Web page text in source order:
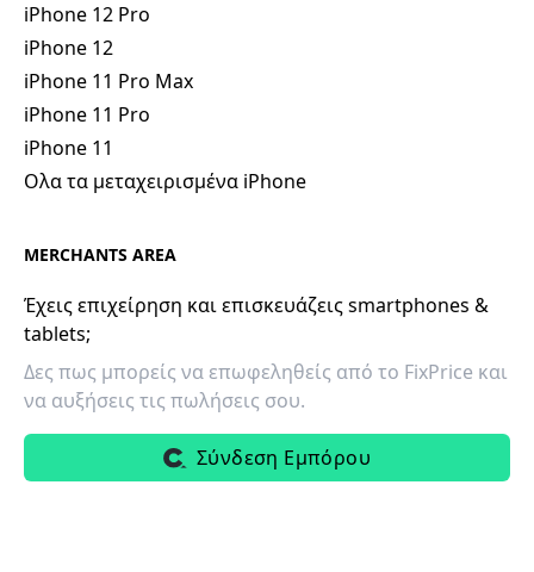
iPhone 12 Pro
iPhone 12
iPhone 11 Pro Max
iPhone 11 Pro
iPhone 11
Ολα τα μεταχειρισμένα iPhone
MERCHANTS AREA
Έχεις επιχείρηση και επισκευάζεις smartphones &
tablets;
Δες πως μπορείς να επωφεληθείς από το FixPrice και
να αυξήσεις τις πωλήσεις σου.
Σύνδεση Εμπόρου